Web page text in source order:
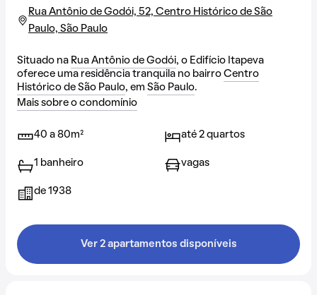
Rua Antônio de Godói, 52, Centro Histórico de São
Paulo, São Paulo
Situado na Rua Antônio de Godói, o Edifício Itapeva
oferece uma residência tranquila no bairro Centro
Histórico de São Paulo, em São Paulo.
Mais sobre o condomínio
40 a 80m² até 2 quartos
1 banheiro vagas
de 1938
Ver 2 apartamentos disponíveis